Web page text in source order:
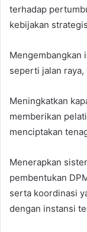
terhadap
kebijakan
Mengembangkan
seperti jalan raya,
Meningkatkan
memberikan
menciptakan
Menerapkan
pembentukan
serta koordinasi
dengan instansi